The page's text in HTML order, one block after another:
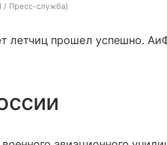
Пресс-служба
летчиц прошел успешно.